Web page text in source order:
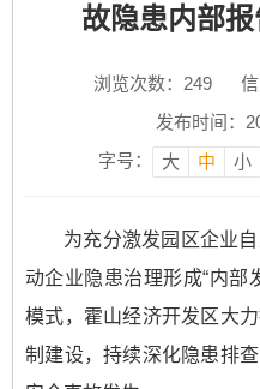
故隐患内部
浏览次数： 249
发布时间：
字号：
大 中 小
为充分激发园区企业
动企业隐患治理形成“内部
模式，霍山经济开发区大
制建设，持续深化隐患排